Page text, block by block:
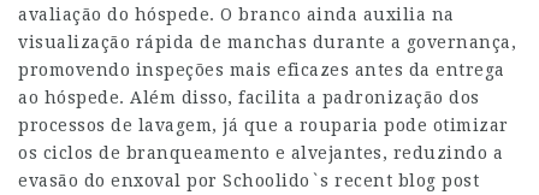
avaliação do hóspede. O branco ainda auxilia na
visualização rápida de manchas durante a governança,
promovendo inspeções mais eficazes antes da entrega
ao hóspede. Além disso, facilita a padronização dos
processos de lavagem, já que a rouparia pode otimizar
os ciclos de branqueamento e alvejantes, reduzindo a
evasão do enxoval por Schoolido`s recent blog post